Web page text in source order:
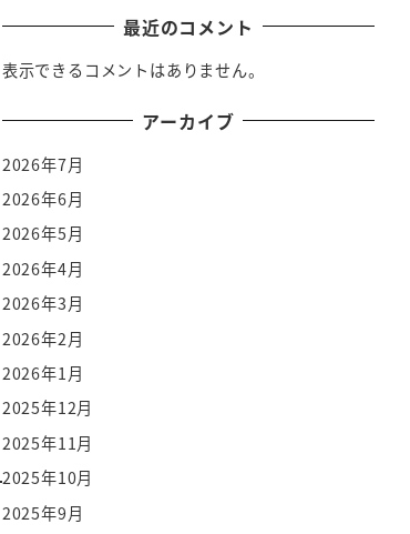
最近のコメント
表示できるコメントはありません。
アーカイブ
2026年7月
2026年6月
2026年5月
2026年4月
2026年3月
2026年2月
2026年1月
2025年12月
2025年11月
2025年10月
2025年9月